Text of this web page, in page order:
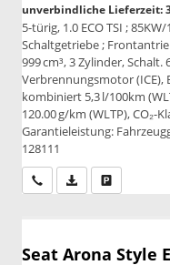
unverbindliche Lieferzeit:
5-türig, 1.0 ECO TSI ;
Schaltgetriebe ;
999 cm³, 3 Zylinder,
Verbrennungsmotor
kombiniert 5,3 l/100km
120.00 g/km (WLTP), CO₂-
Garantieleistung:
128111
Wir rufen Sie an
PDF-Datei,
Seat Arona Style